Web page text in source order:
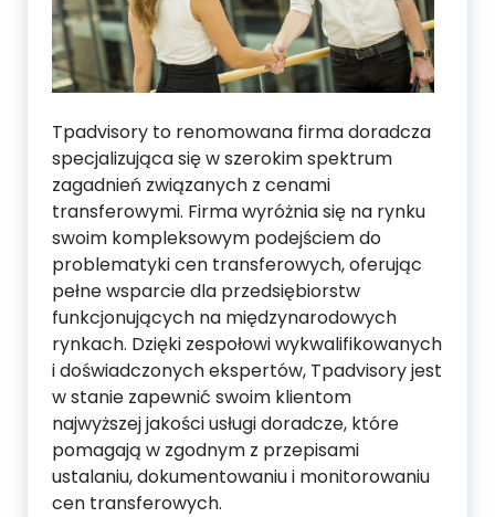
Tpadvisory to renomowana firma doradcza
specjalizująca się w szerokim spektrum
zagadnień związanych z cenami
transferowymi. Firma wyróżnia się na rynku
swoim kompleksowym podejściem do
problematyki cen transferowych, oferując
pełne wsparcie dla przedsiębiorstw
funkcjonujących na międzynarodowych
rynkach. Dzięki zespołowi wykwalifikowanych
i doświadczonych ekspertów, Tpadvisory jest
w stanie zapewnić swoim klientom
najwyższej jakości usługi doradcze, które
pomagają w zgodnym z przepisami
ustalaniu, dokumentowaniu i monitorowaniu
cen transferowych.